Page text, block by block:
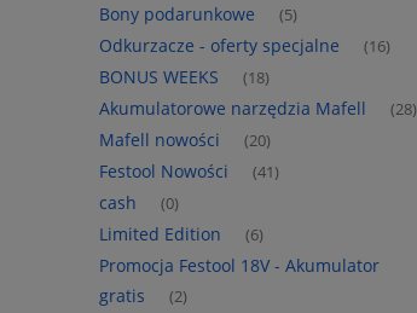
Bony podarunkowe (5)
Odkurzacze - oferty specjalne (16)
BONUS WEEKS (18)
Akumulatorowe narzędzia Mafell (28)
Mafell nowości (20)
Festool Nowości (41)
cash (0)
Limited Edition (6)
Promocja Festool 18V - Akumulator
gratis
(2)